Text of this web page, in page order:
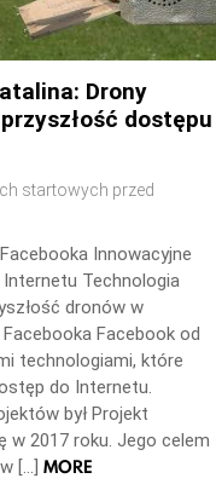
Drony
dostępu
startowych przed
Innowacyjne
Technologia
dronów w
Facebook od
technologiami, które
do Internetu.
był Projekt
w 2017 roku. Jego celem
[…] MORE